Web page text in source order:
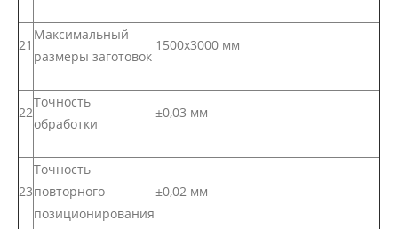
21
Максимальный
размеры заготовок
1500х3000 мм
22
Точность
обработки
±0,03 мм
23
Точность
повторного
позиционирования
±0,02 мм